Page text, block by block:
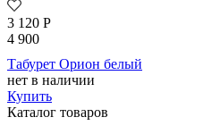
3 120 Р
4 900
Табурет Орион белый
нет в наличии
Купить
Каталог товаров